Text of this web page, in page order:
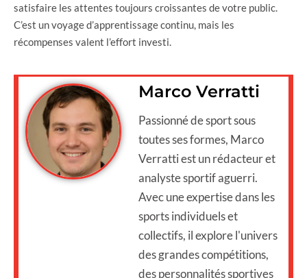
satisfaire les attentes toujours croissantes de votre public.
C’est un voyage d’apprentissage continu, mais les
récompenses valent l’effort investi.
Marco Verratti
Passionné de sport sous
toutes ses formes, Marco
Verratti est un rédacteur et
analyste sportif aguerri.
Avec une expertise dans les
sports individuels et
collectifs, il explore l'univers
des grandes compétitions,
des personnalités sportives